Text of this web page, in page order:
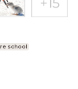
school